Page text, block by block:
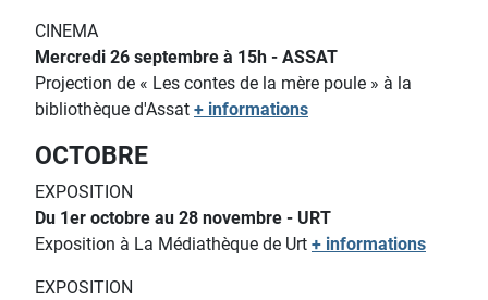
CINEMA
Mercredi 26 septembre à 15h - ASSAT
Projection de « Les contes de la mère poule » à la
bibliothèque d'Assat + informations
OCTOBRE
EXPOSITION
Du 1er octobre au 28 novembre - URT
Exposition à La Médiathèque de Urt + informations
EXPOSITION